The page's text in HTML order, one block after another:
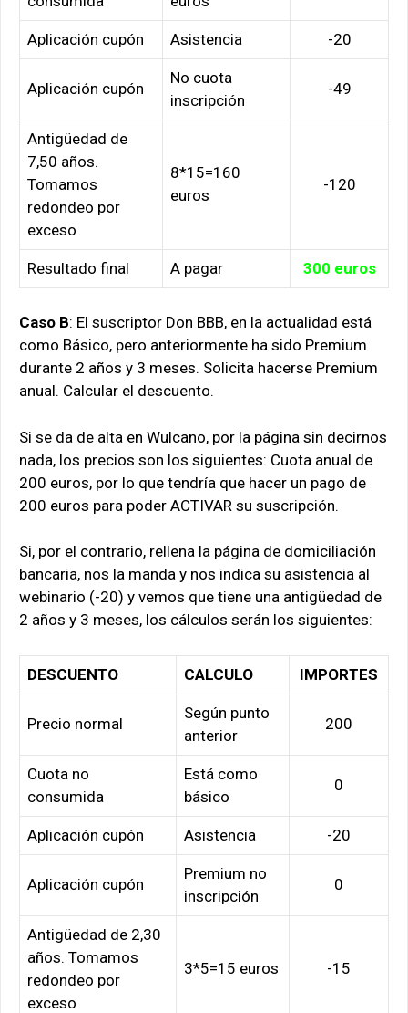
Aplicación cupón Asistencia -20
Aplicación cupón
No cuota
inscripción
-49
Antigüedad de
7,50 años.
Tomamos
redondeo por
exceso
8*15=160
euros
-120
Resultado final A pagar 300 euros
Caso B: El suscriptor Don BBB, en la actualidad está
como Básico, pero anteriormente ha sido Premium
durante 2 años y 3 meses. Solicita hacerse Premium
anual. Calcular el descuento.
Si se da de alta en Wulcano, por la página sin decirnos
nada, los precios son los siguientes: Cuota anual de
200 euros, por lo que tendría que hacer un pago de
200 euros para poder ACTIVAR su suscripción.
Si, por el contrario, rellena la página de domiciliación
bancaria, nos la manda y nos indica su asistencia al
webinario (-20) y vemos que tiene una antigüedad de
2 años y 3 meses, los cálculos serán los siguientes:
DESCUENTO CALCULO IMPORTES
Precio normal
Según punto
anterior
200
Cuota no
consumida
Está como
básico
0
Aplicación cupón Asistencia -20
Aplicación cupón
Premium no
inscripción
0
Antigüedad de 2,30
años. Tomamos
redondeo por
exceso
3*5=15 euros -15